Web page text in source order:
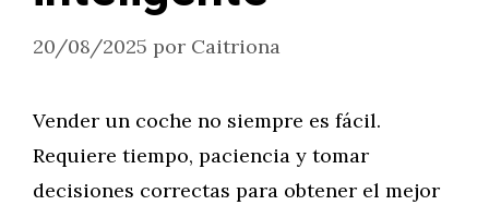
20/08/2025 por Caitriona
Vender un coche no siempre es fácil.
Requiere tiempo, paciencia y tomar
decisiones correctas para obtener el mejor